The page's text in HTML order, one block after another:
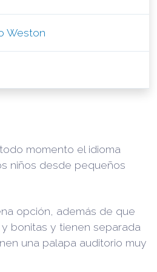
Weston
momento el idioma
niños desde pequeños
opción, además de que
bonitas y tienen separada
una palapa auditorio muy